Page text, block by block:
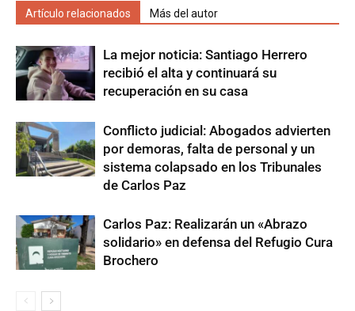
Artículo relacionados Más del autor
La mejor noticia: Santiago Herrero
recibió el alta y continuará su
recuperación en su casa
Conflicto judicial: Abogados advierten
por demoras, falta de personal y un
sistema colapsado en los Tribunales
de Carlos Paz
Carlos Paz: Realizarán un «Abrazo
solidario» en defensa del Refugio Cura
Brochero